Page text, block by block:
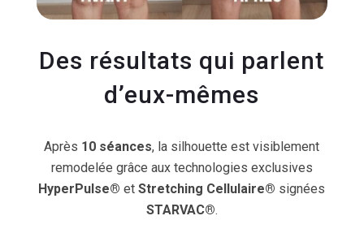
Des résultats qui parlent
d’eux-mêmes
Après 10 séances, la silhouette est visiblement
remodelée grâce aux technologies exclusives
HyperPulse® etStretching Cellulaire® signées
STARVAC®.